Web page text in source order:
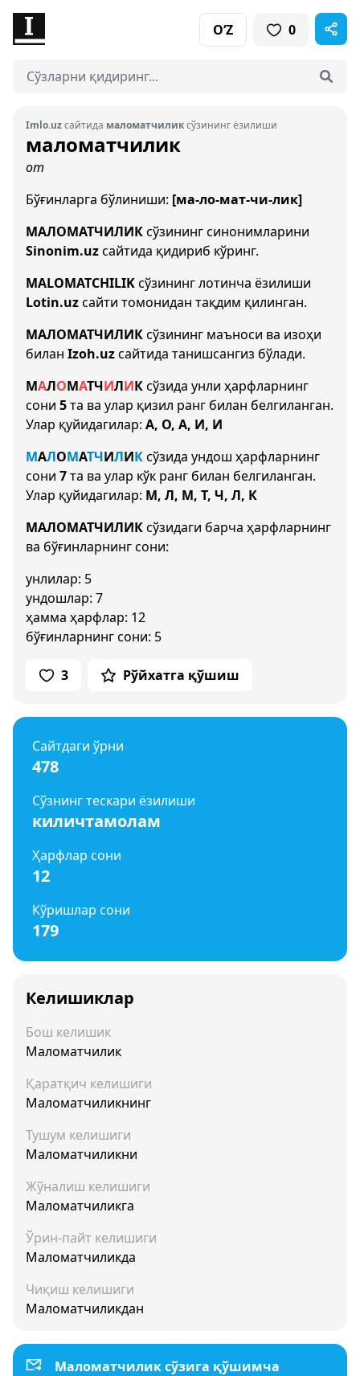
O‘Z 0
Imlo.uzсайтида маломатчиликсўзининг ёзилиши
маломатчилик
от
Бўғинларга бўлиниши: [ма-ло-мат-чи-лик]
МАЛОМАТЧИЛИКсўзининг синонимларини
Sinonim.uzсайтида қидириб кўринг.
MALOMATCHILIKсўзининг лотинча ёзилиши
Lotin.uzсайти томонидан тақдим қилинган.
МАЛОМАТЧИЛИКсўзининг маъноси ва изоҳи
билан Izoh.uzсайтида танишсангиз бўлади.
МАЛОМАТЧИЛИКсўзида унли ҳарфларнинг
сони 5та ва улар қизил ранг билан белгиланган.
Улар қуйидагилар: А, О, А, И, И
МАЛОМАТЧИЛИКсўзида ундош ҳарфларнинг
сони 7та ва улар кўк ранг билан белгиланган.
Улар қуйидагилар: М, Л, М, Т, Ч, Л, К
МАЛОМАТЧИЛИКсўзидаги барча ҳарфларнинг
ва бўғинларнинг сони:
унлилар: 5
ундошлар: 7
ҳамма ҳарфлар: 12
бўғинларнинг сони: 5
3 Рўйхатга қўшиш
Сайтдаги ўрни
478
Сўзнинг тескари ёзилиши
киличтамолам
Ҳарфлар сони
12
Кўришлар сони
179
Келишиклар
Бош келишик
Маломатчилик
Қаратқич келишиги
Маломатчиликнинг
Тушум келишиги
Маломатчиликни
Жўналиш келишиги
Маломатчиликга
Ўрин-пайт келишиги
Маломатчиликда
Чиқиш келишиги
Маломатчиликдан
Маломатчилик сўзига қўшимча